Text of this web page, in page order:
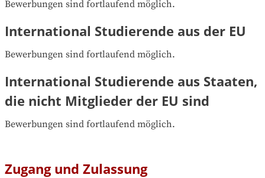
Bewerbungen sind fortlaufend möglich.
International Studierende aus der EU
Bewerbungen sind fortlaufend möglich.
International Studierende aus Staaten,
die nicht Mitglieder der EU sind
Bewerbungen sind fortlaufend möglich.
Zugang und Zulassung